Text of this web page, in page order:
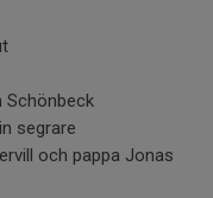
Schönbeck
segrare
och pappa Jonas